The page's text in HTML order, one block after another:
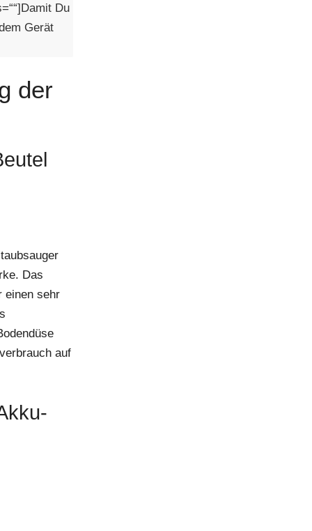
Du
Gerät
der
Das
einen sehr
auf